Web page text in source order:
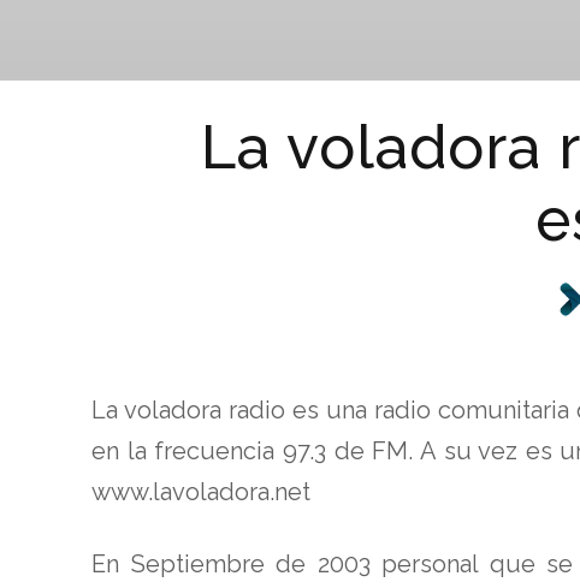
La voladora
La voladora radio es una radio
en la frecuencia 97.3 de FM. A su vez es
www.lavoladora.net
En Septiembre de 2003 personal que